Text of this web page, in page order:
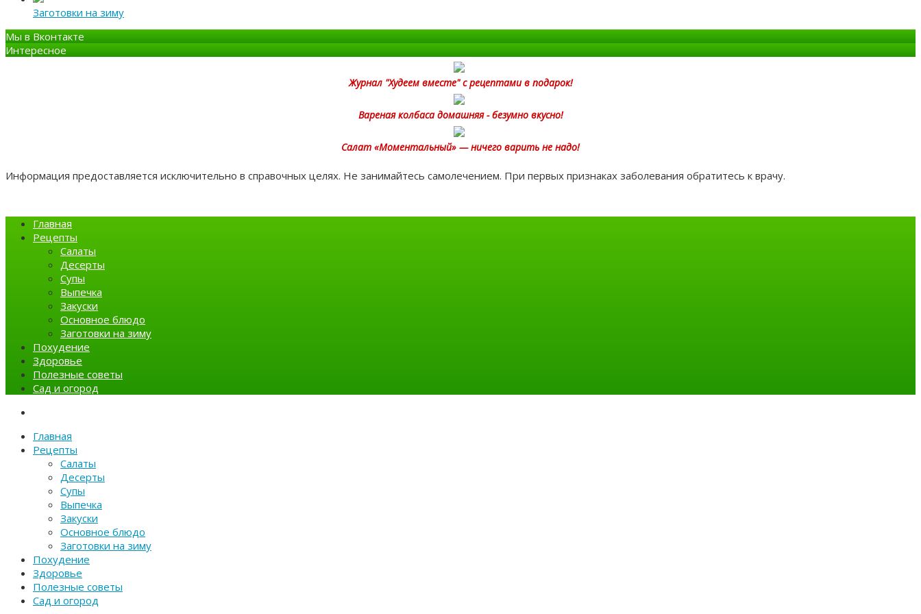
Заготовки на зиму
Мы в Вконтакте
Интересное
Журнал "Худеем вместе" с рецептами в подарок!
Вареная колбаса домашняя - безумно вкусно!
Салат «Моментальный» — ничего варить не надо!
Информация предоставляется исключительно в справочных целях. Не занимайтесь самолечением. При первых признаках заболевания обратитесь к врачу.
Главная
Рецепты
Салаты
Десерты
Супы
Выпечка
Закуски
Основное блюдо
Заготовки на зиму
Похудение
Здоровье
Полезные советы
Сад и огород
Главная
Рецепты
Салаты
Десерты
Супы
Выпечка
Закуски
Основное блюдо
Заготовки на зиму
Похудение
Здоровье
Полезные советы
Сад и огород